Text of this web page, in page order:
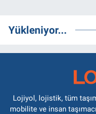
Yükleniyor...
Lojiyol, lojistik, tüm
mobilite ve insan